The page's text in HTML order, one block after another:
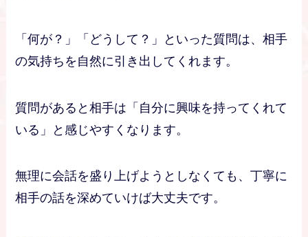
「何が？」「どうして？」といった質問は、相手
の気持ちを自然に引き出してくれます。
質問があると相手は「自分に興味を持ってくれて
いる」と感じやすくなります。
無理に会話を盛り上げようとしなくても、丁寧に
相手の話を深めていけば大丈夫です。